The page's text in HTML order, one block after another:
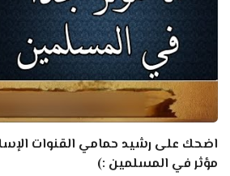
اضحك على رشيد حمامي القنوات
مؤثر في المسلمين :)